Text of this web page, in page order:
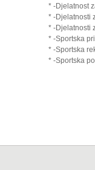
* -Djelatnost
* -Djelatnosti
* -Djelatnosti
* -Sportska
* -Sportska
* -Sportska